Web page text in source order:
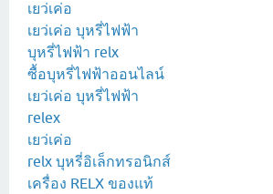
เยว่เค่อ
เยว่เค่อ บุหรี่ไฟฟ้า
บุหรี่ไฟฟ้า relx
ซื้อบุหรี่ไฟฟ้าออนไลน์
เยว่เค่อ บุหรี่ไฟฟ้า
relex
เยว่เค่อ
relx บุหรี่อิเล็กทรอนิกส์
เครื่อง RELX ของแท้